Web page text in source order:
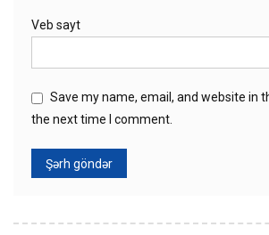
Veb sayt
Save my name, email, and website in
the next time I comment.